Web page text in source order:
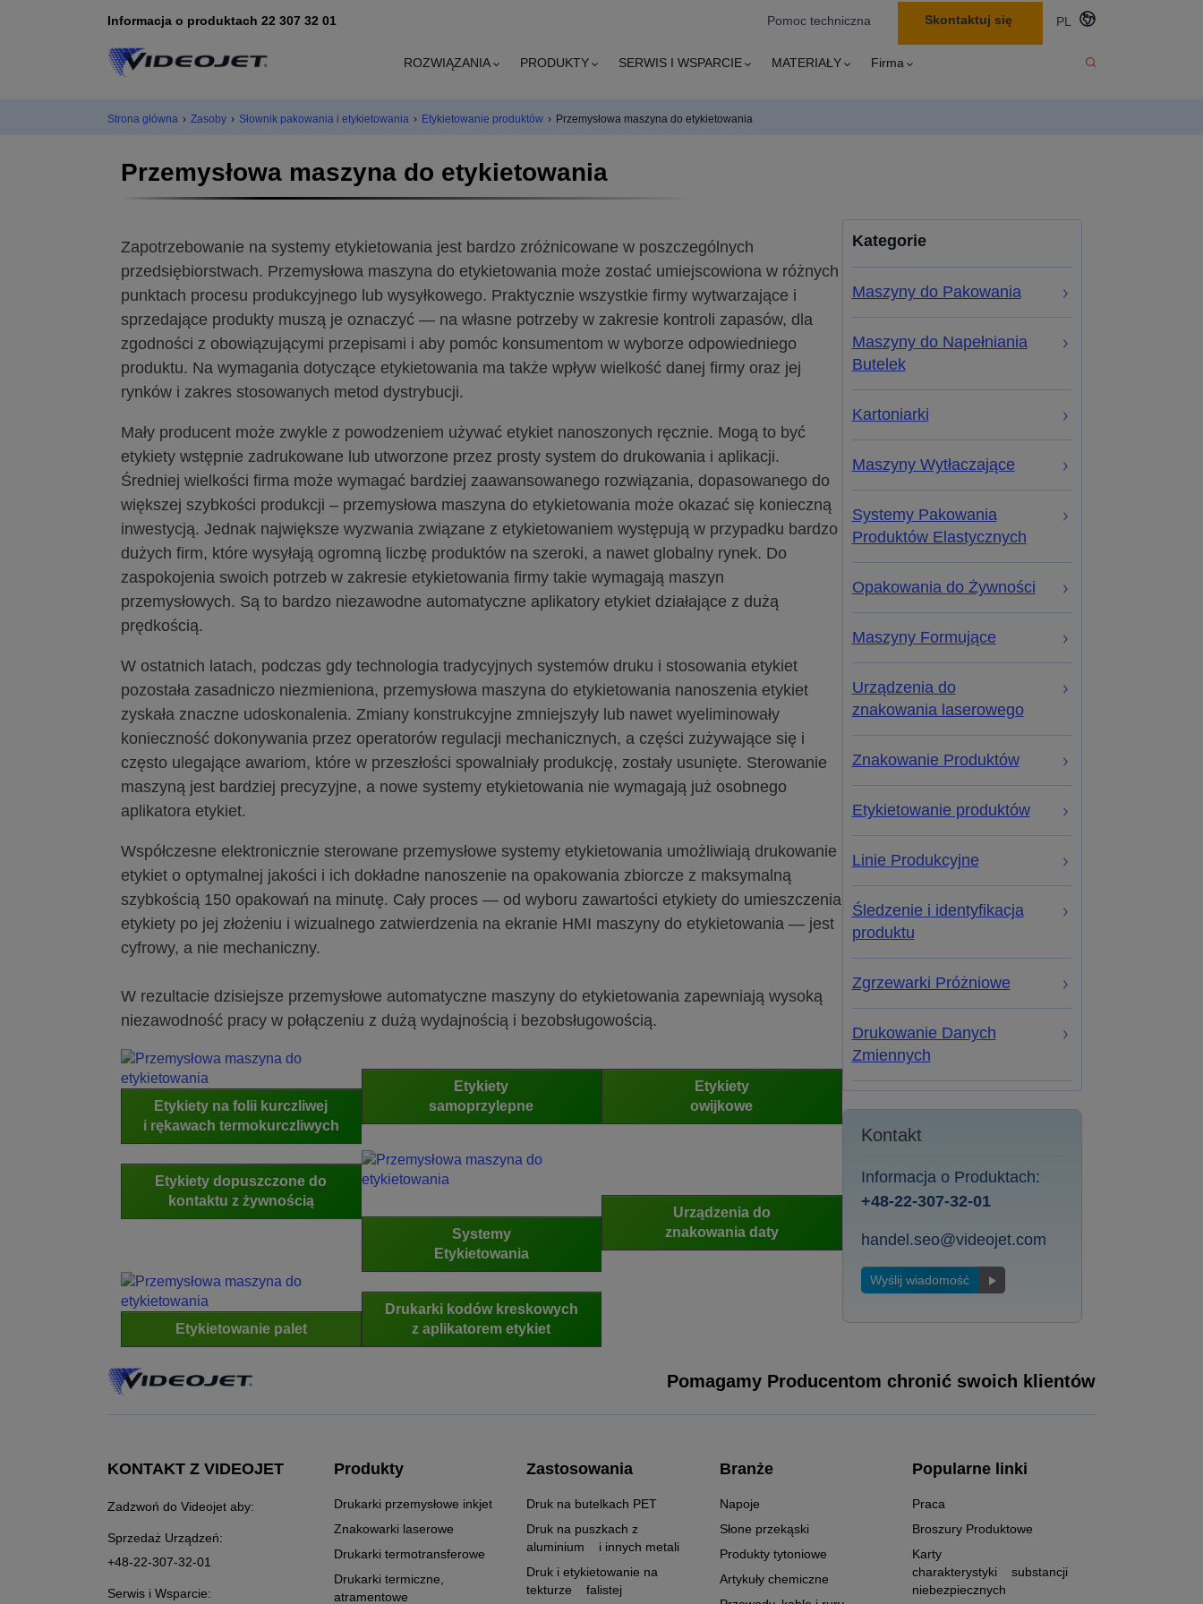
Informacja o produktach 22 307 32 01 Pomoc techniczna Skontaktuj się PL
ROZWIĄZANIA PRODUKTY SERWIS I WSPARCIE MATERIAŁY Firma
Strona główna › Zasoby › Słownik pakowania i etykietowania › Etykietowanie produktów › Przemysłowa maszyna do etykietowania
Przemysłowa maszyna do etykietowania
Zapotrzebowanie na systemy etykietowania jest bardzo zróżnicowane w poszczególnych
przedsiębiorstwach. Przemysłowa maszyna do etykietowania może zostać umiejscowiona w różnych
punktach procesu produkcyjnego lub wysyłkowego. Praktycznie wszystkie firmy wytwarzające i
sprzedające produkty muszą je oznaczyć — na własne potrzeby w zakresie kontroli zapasów, dla
zgodności z obowiązującymi przepisami i aby pomóc konsumentom w wyborze odpowiedniego
produktu. Na wymagania dotyczące etykietowania ma także wpływ wielkość danej firmy oraz jej
rynków i zakres stosowanych metod dystrybucji.
Mały producent może zwykle z powodzeniem używać etykiet nanoszonych ręcznie. Mogą to być
etykiety wstępnie zadrukowane lub utworzone przez prosty system do drukowania i aplikacji.
Średniej wielkości firma może wymagać bardziej zaawansowanego rozwiązania, dopasowanego do
większej szybkości produkcji – przemysłowa maszyna do etykietowania może okazać się konieczną
inwestycją. Jednak największe wyzwania związane z etykietowaniem występują w przypadku bardzo
dużych firm, które wysyłają ogromną liczbę produktów na szeroki, a nawet globalny rynek. Do
zaspokojenia swoich potrzeb w zakresie etykietowania firmy takie wymagają maszyn
przemysłowych. Są to bardzo niezawodne automatyczne aplikatory etykiet działające z dużą
prędkością.
W ostatnich latach, podczas gdy technologia tradycyjnych systemów druku i stosowania etykiet
pozostała zasadniczo niezmieniona, przemysłowa maszyna do etykietowania nanoszenia etykiet
zyskała znaczne udoskonalenia. Zmiany konstrukcyjne zmniejszyły lub nawet wyeliminowały
konieczność dokonywania przez operatorów regulacji mechanicznych, a części zużywające się i
często ulegające awariom, które w przeszłości spowalniały produkcję, zostały usunięte. Sterowanie
maszyną jest bardziej precyzyjne, a nowe systemy etykietowania nie wymagają już osobnego
aplikatora etykiet.
Współczesne elektronicznie sterowane przemysłowe systemy etykietowania umożliwiają drukowanie
etykiet o optymalnej jakości i ich dokładne nanoszenie na opakowania zbiorcze z maksymalną
szybkością 150 opakowań na minutę. Cały proces — od wyboru zawartości etykiety do umieszczenia
etykiety po jej złożeniu i wizualnego zatwierdzenia na ekranie HMI maszyny do etykietowania — jest
cyfrowy, a nie mechaniczny.
W rezultacie dzisiejsze przemysłowe automatyczne maszyny do etykietowania zapewniają wysoką
niezawodność pracy w połączeniu z dużą wydajnością i bezobsługowością.
Etykiety na folii kurczliwej
i rękawach termokurczliwych
Etykiety
samoprzylepne
Etykiety
owijkowe
Etykiety dopuszczone do
kontaktu z żywnością
Systemy
Etykietowania
Urządzenia do
znakowania daty
Etykietowanie palet
Drukarki kodów kreskowych
z aplikatorem etykiet
Kategorie
Maszyny do Pakowania
Maszyny do Napełniania
Butelek
Kartoniarki
Maszyny Wytłaczające
Systemy Pakowania
Produktów Elastycznych
Opakowania do Żywności
Maszyny Formujące
Urządzenia do
znakowania laserowego
Znakowanie Produktów
Etykietowanie produktów
Linie Produkcyjne
Śledzenie i identyfikacja
produktu
Zgrzewarki Próżniowe
Drukowanie Danych
Zmiennych
Kontakt
Informacja o Produktach:
+48-22-307-32-01
handel.seo@videojet.com
Wyślij wiadomość
Pomagamy Producentom chronić swoich klientów
KONTAKT Z VIDEOJET
Zadzwoń do Videojet aby:
Sprzedaż Urządzeń:
+48-22-307-32-01
Serwis i Wsparcie:
Produkty
Drukarki przemysłowe inkjet
Znakowarki laserowe
Drukarki termotransferowe
Drukarki termiczne,
atramentowe
Zastosowania
Druk na butelkach PET
Druk na puszkach z
aluminium i innych metali
Druk i etykietowanie na
tekturze falistej
Branże
Napoje
Słone przekąski
Produkty tytoniowe
Artykuły chemiczne
Popularne linki
Praca
Broszury Produktowe
Karty
charakterystyki substancji
niebezpiecznych